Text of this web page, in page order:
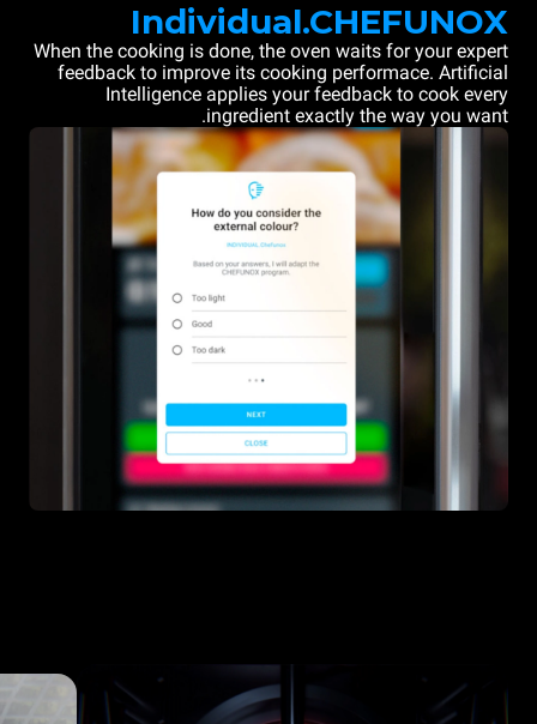
Individual.CHEFUNOX
When the cooking is done, the oven waits for your expert
feedback to improve its cooking performace. Artificial
Intelligence applies your feedback to cook every
ingredient exactly the way you want.